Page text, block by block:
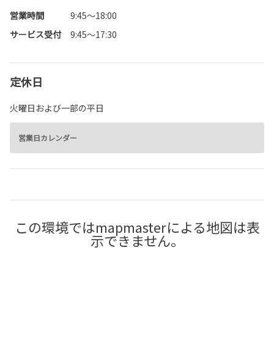
営業時間
9:45～18:00
サービス受付
9:45～17:30
定休日
火曜日および一部の平日
営業日カレンダー
この環境ではmapmasterによる地図は表
示できません。